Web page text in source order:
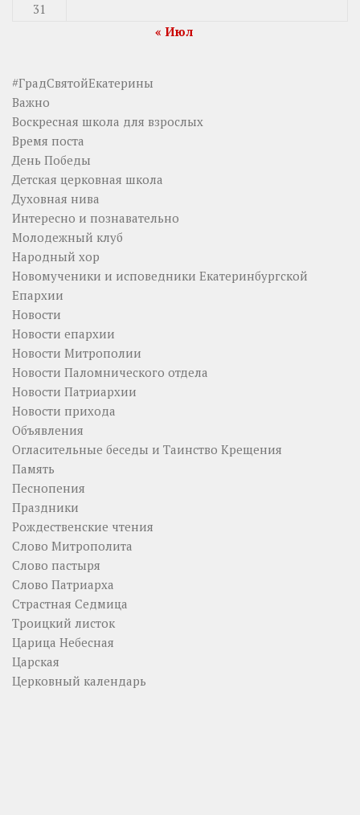
31
« Июл
#ГрадСвятойЕкатерины
Важно
Воскресная школа для взрослых
Время поста
День Победы
Детская церковная школа
Духовная нива
Интересно и познавательно
Молодежный клуб
Народный хор
Новомученики и исповедники Екатеринбургской
Епархии
Новости
Новости епархии
Новости Митрополии
Новости Паломнического отдела
Новости Патриархии
Новости прихода
Объявления
Огласительные беседы и Таинство Крещения
Память
Песнопения
Праздники
Рождественские чтения
Слово Митрополита
Слово пастыря
Слово Патриарха
Страстная Седмица
Троицкий листок
Царица Небесная
Царская
Церковный календарь